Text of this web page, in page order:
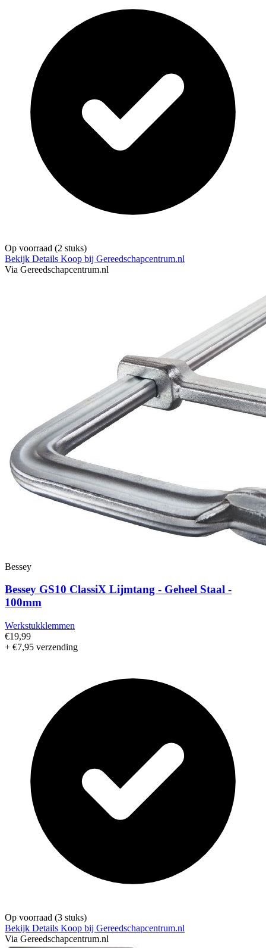
Op voorraad (2 stuks)
Bekijk Details Koop bij Gereedschapcentrum.nl
Via Gereedschapcentrum.nl
Bessey
Bessey GS10 ClassiX Lijmtang - Geheel Staal -
100mm
Werkstukklemmen
€19,99
+ €7,95 verzending
Op voorraad (3 stuks)
Bekijk Details Koop bij Gereedschapcentrum.nl
Via Gereedschapcentrum.nl